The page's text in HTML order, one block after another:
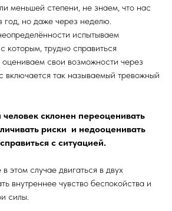
меньшей степени, не знаем, что нас
год, но даже через неделю.
испытываем
которым, трудно справиться
свои возможности через
включается так называемый тревожный
склонен переоценивать
риски и недооценивать
с ситуацией.
этом случае двигаться в двух
внутреннее чувство беспокойства и
силы.